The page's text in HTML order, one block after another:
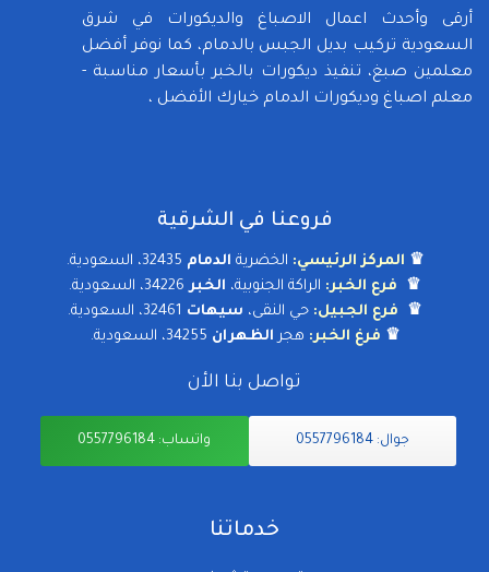
أرقى وأحدث اعمال الاصباغ والديكورات في شرق
السعودية تركيب بديل الجبس بالدمام، كما نوفر أفضل
معلمين صبغ، تنفيذ ديكورات بالخبر بأسعار مناسبة -
معلم اصباغ وديكورات الدمام خيارك الأفضل ،
فروعنا في الشرقية
♛ المركز الرئيسي: الخضرية الدمام
♛
فرع الخبر: الراكة الجنوبية، الخبر34226، السعودية.
♛
فرع الجبيل: حي النقى، سيهات
♛ فرغ الخبر: هجر الظهران
تواصل بنا الأن
جوال: 0557796184 واتساب: 0557796184
خدماتنا